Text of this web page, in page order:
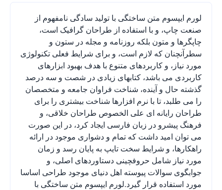
لورم ایپسوم متن ساختگی با تولید سادگی نامفهوم از
صنعت چاپ، و با استفاده از طراحان گرافیک است،
چاپگرها و متون بلکه روزنامه و مجله در ستون و
سطرآنچنان که لازم است، و برای شرایط فعلی تکنولوژی
مورد نیاز، و کاربردهای متنوع با هدف بهبود ابزارهای
کاربردی می باشد، کتابهای زیادی در شصت و سه درصد
گذشته حال و آینده، شناخت فراوان جامعه و متخصصان
را می طلبد، تا با نرم افزارها شناخت بیشتری را برای
طراحان رایانه ای علی الخصوص طراحان خلاقی، و
فرهنگ پیشرو در زبان فارسی ایجاد کرد، در این صورت
می توان امید داشت که تمام و دشواری موجود در ارائه
راهکارها، و شرایط سخت تایپ به پایان رسد و زمان
مورد نیاز شامل حروفچینی دستاوردهای اصلی، و
جوابگوی سوالات پیوسته اهل دنیای موجود طراحی اساسا
مورد استفاده قرار گیرد.لورم ایپسوم متن ساختگی با